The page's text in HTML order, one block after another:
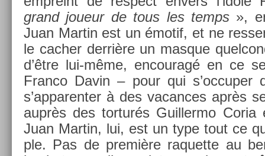
grand joueur de tous les temps »,
Juan Mar­tin est un émotif, et ne
le cach­er derrière un mas­que
d’être lui-même, en­couragé en ce
Fran­co Davin – pour qui s’oc­cup­er
s’ap­parent­er à des vacan­ces après
auprès des tor­turés Guil­lermo Coria
Juan Mar­tin, lui, est un type tout ce
ple. Pas de première raquet­te au